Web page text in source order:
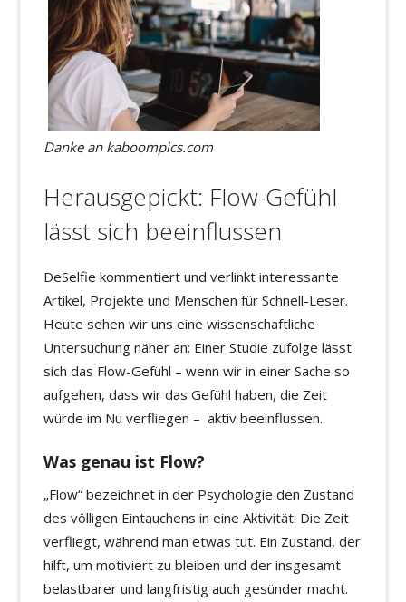
Danke an kaboompics.com
Herausgepickt: Flow-Gefühl
lässt sich beeinflussen
DeSelfie kommentiert und verlinkt interessante
Artikel, Projekte und Menschen für Schnell-Leser.
Heute sehen wir uns eine wissenschaftliche
Untersuchung näher an: Einer Studie zufolge lässt
sich das Flow-Gefühl – wenn wir in einer Sache so
aufgehen, dass wir das Gefühl haben, die Zeit
würde im Nu verfliegen – aktiv beeinflussen.
Was genau ist Flow?
„Flow“ bezeichnet in der Psychologie den Zustand
des völligen Eintauchens in eine Aktivität: Die Zeit
verfliegt, während man etwas tut. Ein Zustand, der
hilft, um motiviert zu bleiben und der insgesamt
belastbarer und langfristig auch gesünder macht.